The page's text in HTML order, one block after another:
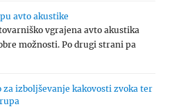
avto akustike
vgrajena avto akustika
možnosti. Po drugi strani pa
za izboljševanje kakovosti zvoka ter